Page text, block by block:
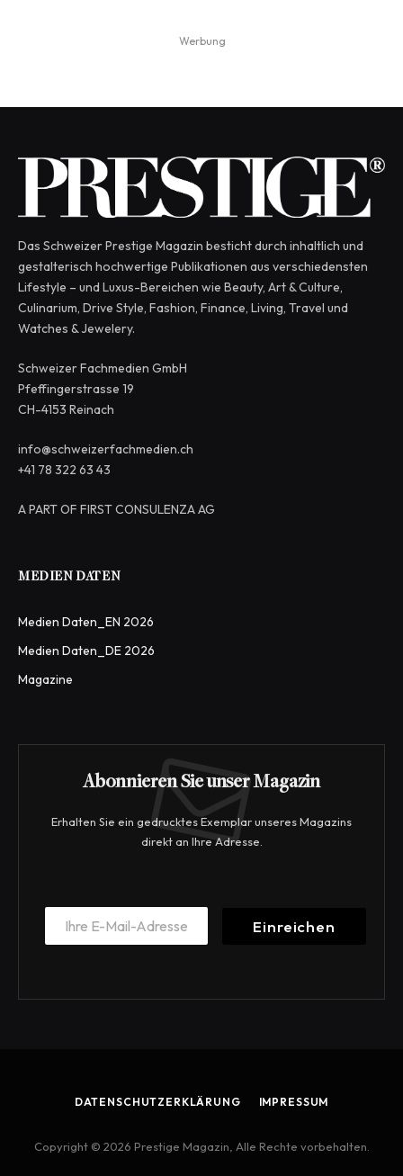
Werbung
Das Schweizer Prestige Magazin besticht durch inhaltlich und
gestalterisch hochwertige Publikationen aus verschiedensten
Lifestyle – und Luxus-Bereichen wie Beauty, Art & Culture,
Culinarium, Drive Style, Fashion, Finance, Living, Travel und
Watches & Jewelery.
Schweizer Fachmedien GmbH
Pfeffingerstrasse 19
CH-4153 Reinach
info@schweizerfachmedien.ch
+41 78 322 63 43
A PART OF FIRST CONSULENZA AG
MEDIEN DATEN
Medien Daten_EN 2026
Medien Daten_DE 2026
Magazine
Abonnieren Sie unser Magazin
Erhalten Sie ein gedrucktes Exemplar unseres Magazins
direkt an Ihre Adresse.
m
l
E
a
*
Einreichen
DATENSCHUTZERKLÄRUNG IMPRESSUM
Copyright © 2026 Prestige Magazin, Alle Rechte vorbehalten.